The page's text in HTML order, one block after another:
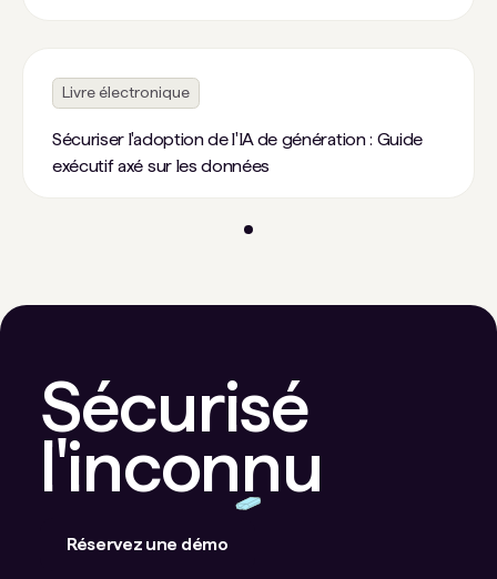
Livre électronique
Sécuriser l'adoption de l'IA de génération : Guide
exécutif axé sur les données
Sécurisé
l'inconnu
Réservez une démo